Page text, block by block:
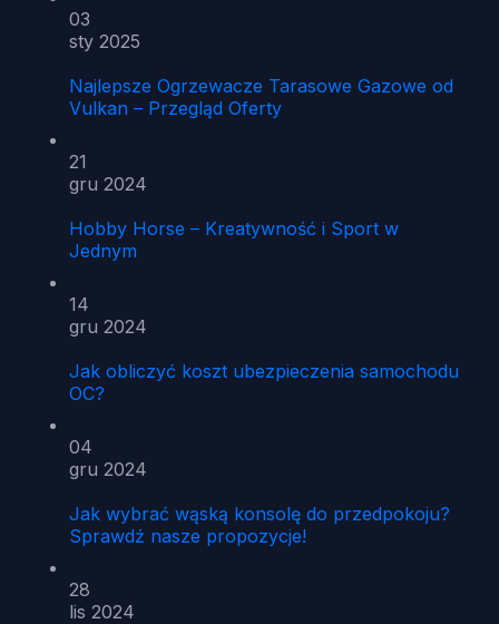
03
sty 2025
Najlepsze Ogrzewacze Tarasowe Gazowe od
Vulkan – Przegląd Oferty
21
gru 2024
Hobby Horse – Kreatywność i Sport w
Jednym
14
gru 2024
Jak obliczyć koszt ubezpieczenia samochodu
OC?
04
gru 2024
Jak wybrać wąską konsolę do przedpokoju?
Sprawdź nasze propozycje!
28
lis 2024